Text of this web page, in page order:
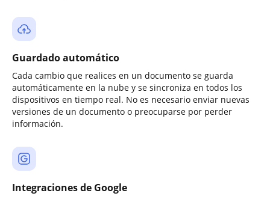
Guardado automático
Cada cambio que realices en un documento se guarda
automáticamente en la nube y se sincroniza en todos los
dispositivos en tiempo real. No es necesario enviar nuevas
versiones de un documento o preocuparse por perder
información.
Integraciones de Google